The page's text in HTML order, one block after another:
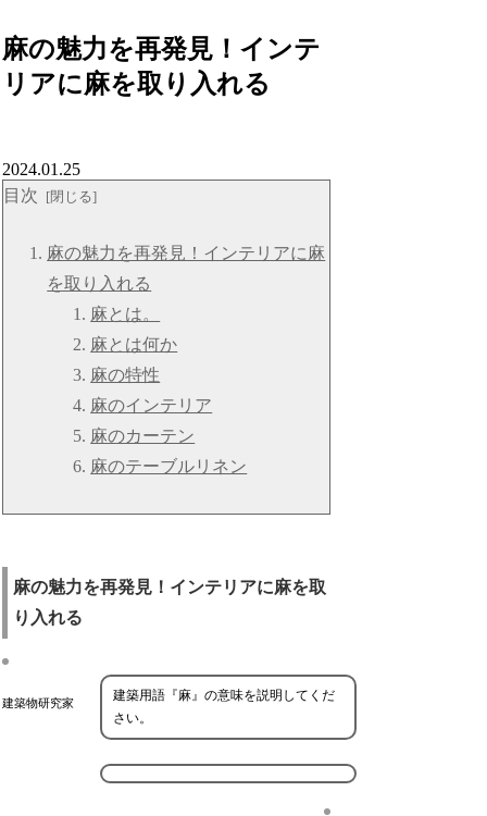
麻の魅力を再発見！インテ
リアに麻を取り入れる
2024.01.25
目次
麻の魅力を再発見！インテリアに麻
を取り入れる
麻とは。
麻とは何か
麻の特性
麻のインテリア
麻のカーテン
麻のテーブルリネン
麻の魅力を再発見！インテリアに麻を取
り入れる
建築物研究家
建築用語『麻』の意味を説明してくだ
さい。